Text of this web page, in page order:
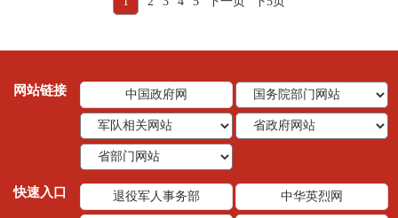
网站链接 中国政府网
快速入口 退役军人事务部 中华英烈网